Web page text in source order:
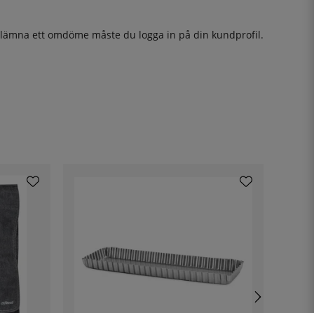
ett omdöme måste du logga in på din kundprofil.